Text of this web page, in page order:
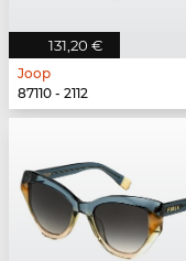
131,20 €
Joop
87110 - 2112